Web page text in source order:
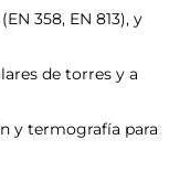
358, EN 813), y
de torres y a
y termografía para